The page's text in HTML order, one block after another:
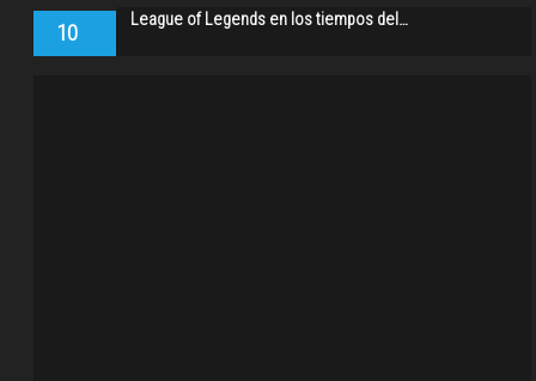
10 League of Legends en los tiempos del…